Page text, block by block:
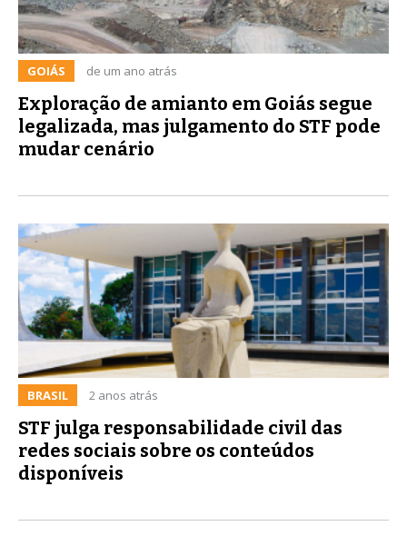
GOIÁS de um ano atrás
Exploração de amianto em Goiás segue
legalizada, mas julgamento do STF pode
mudar cenário
BRASIL 2 anos atrás
STF julga responsabilidade civil das
redes sociais sobre os conteúdos
disponíveis